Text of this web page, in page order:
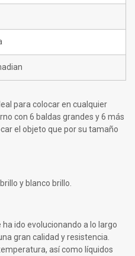
para colocar en cualquier
con 6 baldas grandes y 6 más
el objeto que por su tamaño
y blanco brillo.
ido evolucionando a lo largo
gran calidad y resistencia.
así como líquidos